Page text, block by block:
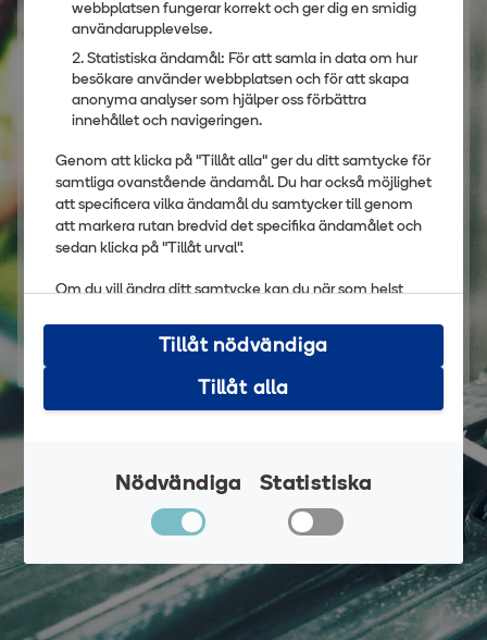
Lösenord
webbplatsen fungerar korrekt och ger dig en smidig
användarupplevelse.
Statistiska ändamål: För att samla in data om hur
besökare använder webbplatsen och för att skapa
anonyma analyser som hjälper oss förbättra
innehållet och navigeringen.
Genom att klicka på "Tillåt alla" ger du ditt samtycke för
samtliga ovanstående ändamål. Du har också möjlighet
att specificera vilka ändamål du samtycker till genom
att markera rutan bredvid det specifika ändamålet och
sedan klicka på "Tillåt urval".
Om du vill ändra ditt samtycke kan du när som helst
Klicka på länken för att läsa mer om hur vi använder
kakor och andra tekniska lösningar och hur vi inhämtar
Tillåt nödvändiga
Tillåt alla
Nödvändiga Statistiska